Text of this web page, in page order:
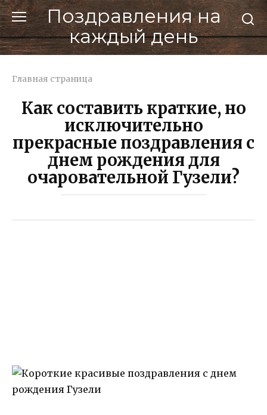
Перейти
к
контенту
Поздравления на
каждый день
Главная страница
Как составить краткие, но
исключительно
прекрасные поздравления с
днем рождения для
очаровательной Гузели?